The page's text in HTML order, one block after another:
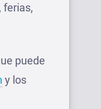
ferias,
puede
y los